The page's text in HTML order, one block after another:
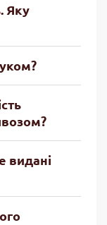
Яку
видані